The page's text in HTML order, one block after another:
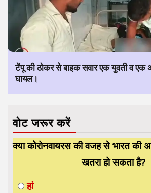
टेंपू की ठोकर से बाइक सवार एक युवती व एक
घायल।
वोट जरूर करें
क्या कोरोनवायरस की वजह से भारत की
खतरा हो सकता है?
हां